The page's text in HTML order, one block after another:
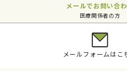
メールでお問い合
医療関係者の方
メールフォームはこ